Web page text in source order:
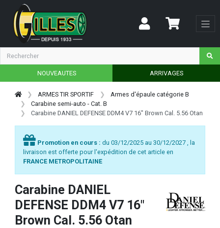
NOUVEAUTES ARRIVAGES
ARMES TIR SPORTIF
Armes d'épaule catégorie B
Carabine semi-auto - Cat. B
Carabine DANIEL DEFENSE DDM4 V7 16" Brown Cal. 5.56 Otan
Promotion en cours : du 03/12/2025 au 30/12/2027 , la
livraison est offerte pour l'expédition de cet article en
FRANCE METROPOLITAINE
Carabine DANIEL
DEFENSE DDM4 V7 16"
Brown Cal. 5.56 Otan